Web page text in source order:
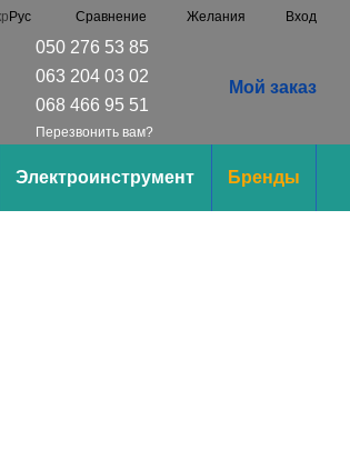
Рус Сравнение Желания Вход
050 276 53 85
063 204 03 02
068 466 95 51
Перезвонить вам?
Мой заказ
Электроинструмент Бренды